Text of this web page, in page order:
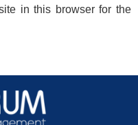
in this browser for the